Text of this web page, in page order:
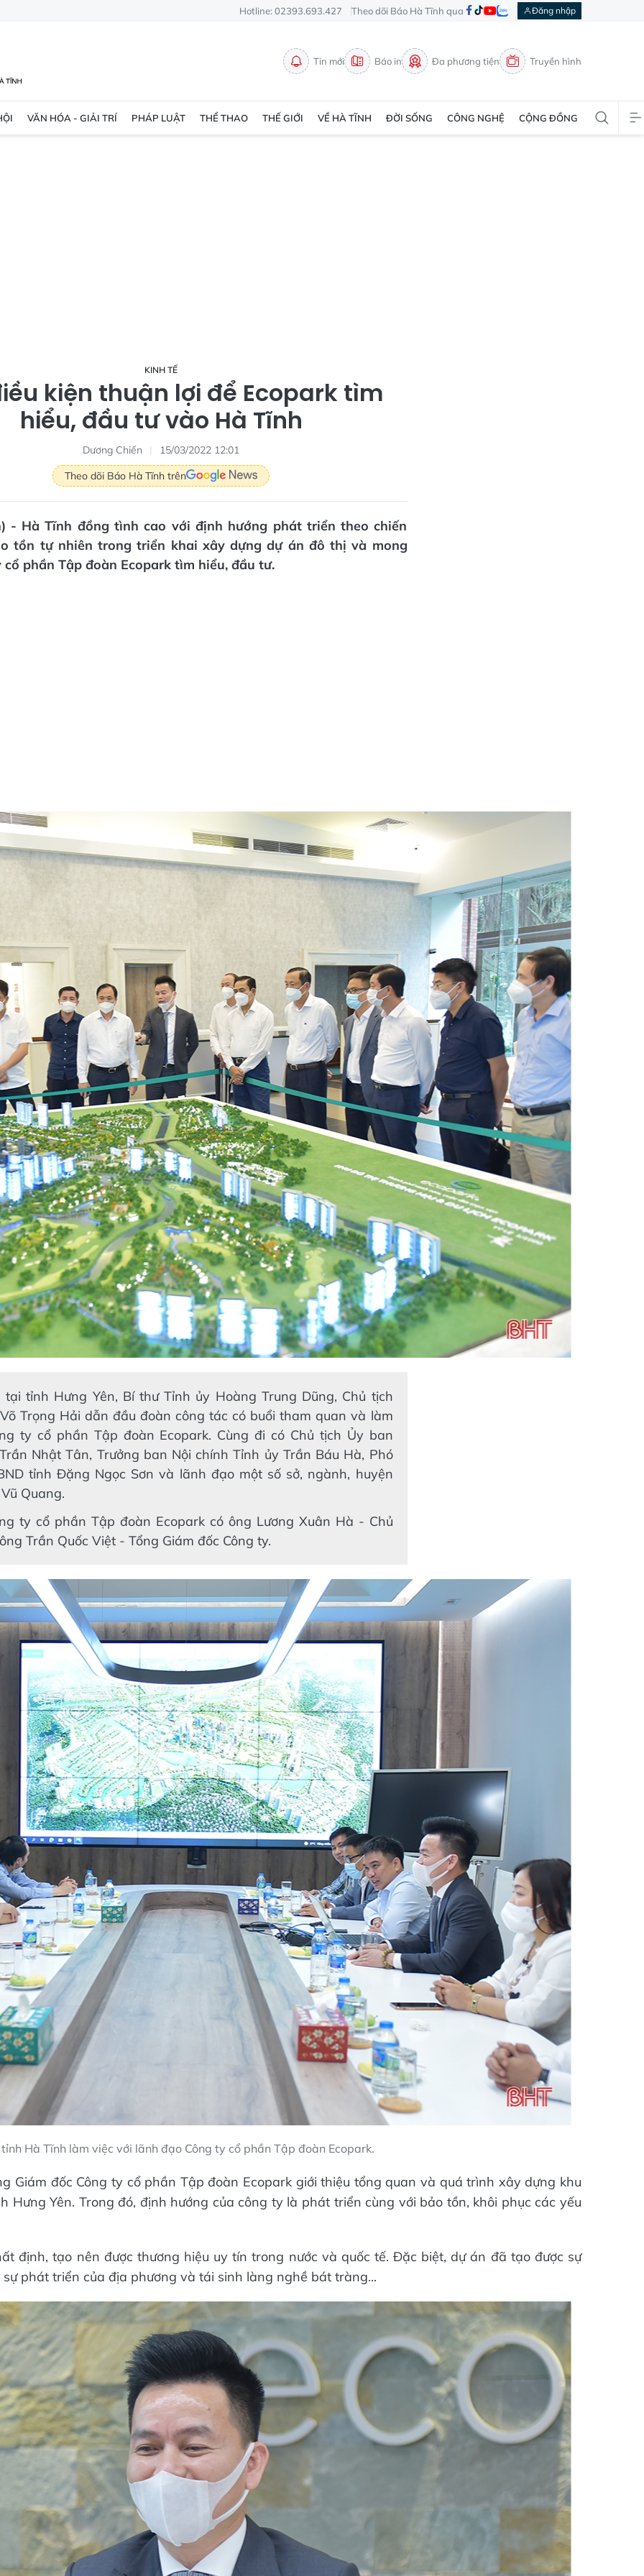
Hotline: 02393.693.427 Theo dõi Báo Hà Tĩnh qua Đăng nhập
Tin mới Báo in Đa phương tiện Truyền hình
VĂN HÓA - GIẢI TRÍ PHÁP LUẬT THỂ THAO THẾ GIỚI VỀ HÀ TĨNH ĐỜI SỐNG CÔNG NGHỆ CỘNG ĐỒNG
KINH TẾ
kiện thuận lợi để Ecopark tìm
hiểu, đầu tư vào Hà Tĩnh
Dương Chiến
15/03/2022 12:01
Theo dõi Báo Hà Tĩnh trên
- Hà Tĩnh đồng tình cao với định hướng phát triển theo chiến
tồn tự nhiên trong triển khai xây dựng dự án đô thị và mong
cổ phần Tập đoàn Ecopark tìm hiểu, đầu tư.
tại tỉnh Hưng Yên, Bí thư Tỉnh ủy Hoàng Trung Dũng, Chủ tịch
Trọng Hải dẫn đầu đoàn công tác có buổi tham quan và làm
ty cổ phần Tập đoàn Ecopark. Cùng đi có Chủ tịch Ủy ban
Nhật Tân, Trưởng ban Nội chính Tỉnh ủy Trần Báu Hà, Phó
tỉnh Đặng Ngọc Sơn và lãnh đạo một số sở, ngành, huyện
Quang.
ty cổ phần Tập đoàn Ecopark có ông Lương Xuân Hà - Chủ
Trần Quốc Việt - Tổng Giám đốc Công ty.
Hà Tĩnh làm việc với lãnh đạo Công ty cổ phần Tập đoàn Ecopark.
Giám đốc Công ty cổ phần Tập đoàn Ecopark giới thiệu tổng quan và quá trình xây dựng khu
Hưng Yên. Trong đó, định hướng của công ty là phát triển cùng với bảo tồn, khôi phục các yếu
định, tạo nên được thương hiệu uy tín trong nước và quốc tế. Đặc biệt, dự án đã tạo được sự
phát triển của địa phương và tái sinh làng nghề bát tràng...